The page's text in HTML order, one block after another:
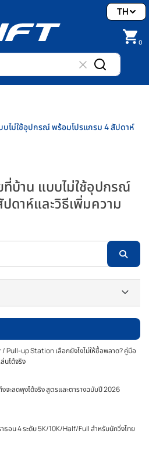
0
TH
ไม่ใช้อุปกรณ์ พร้อมโปรแกรม 4 สัปดาห์
ที่บ้าน แบบไม่ใช้อุปกรณ์
ดาห์และวิธีเพิ่มความ
Pull-up Station เลือกยังไงไม่ให้ซื้อพลาด? คู่มือ
นได้จริง
งจะลดพุงได้จริง สูตรและตารางฉบับปี 2026
ธอน 4 ระดับ 5K/10K/Half/Full สำหรับนักวิ่งไทย